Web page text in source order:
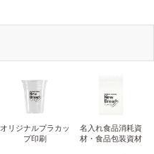
オリジナルプラカッ
プ印刷
名入れ食品消耗資
材・食品包装資材